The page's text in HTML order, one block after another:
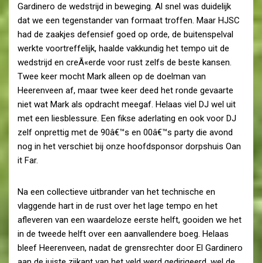
Gardinero de wedstrijd in beweging. Al snel was duidelijk
dat we een tegenstander van formaat troffen. Maar HJSC
had de zaakjes defensief goed op orde, de buitenspelval
werkte voortreffelijk, haalde vakkundig het tempo uit de
wedstrijd en creÃ«erde voor rust zelfs de beste kansen.
Twee keer mocht Mark alleen op de doelman van
Heerenveen af, maar twee keer deed het ronde gevaarte
niet wat Mark als opdracht meegaf. Helaas viel DJ wel uit
met een liesblessure. Een fikse aderlating en ook voor DJ
zelf onprettig met de 90â€™s en 00â€™s party die avond
nog in het verschiet bij onze hoofdsponsor dorpshuis Oan
it Far.
Na een collectieve uitbrander van het technische en
vlaggende hart in de rust over het lage tempo en het
afleveren van een waardeloze eerste helft, gooiden we het
in de tweede helft over een aanvallendere boeg. Helaas
bleef Heerenveen, nadat de grensrechter door El Gardinero